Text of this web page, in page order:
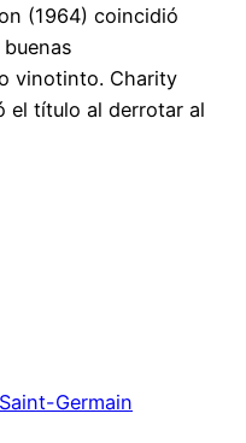
(1964) coincidió
vinotinto. Charity
el título al derrotar al
Germain